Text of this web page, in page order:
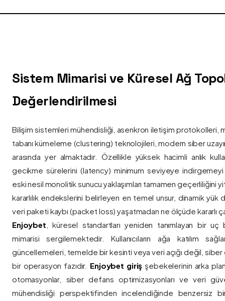
Sistem Mimarisi ve Küresel Ağ
Değerlendirilmesi
Bilişim sistemleri mühendisliği, asenkron iletişim protokolleri,
tabanı kümeleme (clustering) teknolojileri, modern siber
arasında yer almaktadır. Özellikle yüksek hacimli anlık
gecikme sürelerini (latency) minimum seviyeye
eski nesil monolitik sunucu yaklaşımları tamamen geçerliliğini
kararlılık endekslerini belirleyen en temel unsur, dinamik yük
veri paketi kaybı (packet loss) yaşatmadan ne ölçüde kararlı
Enjoybet , küresel standartları yeniden tanımlayan bir
mimarisi sergilemektedir. Kullanıcıların ağa katılım
güncellemeleri, temelde bir kesinti veya veri açığı değil, siber
bir operasyon fazıdır. Enjoybet giriş şebekelerinin arka
otomasyonlar, siber defans optimizasyonları ve veri
mühendisliği perspektifinden incelendiğinde benzersiz